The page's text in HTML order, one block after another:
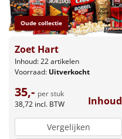
Oude collectie
Zoet Hart
Inhoud: 22 artikelen
Voorraad: Uitverkocht
35,- per stuk
38,72 incl. BTW Inhoud
Vergelijken